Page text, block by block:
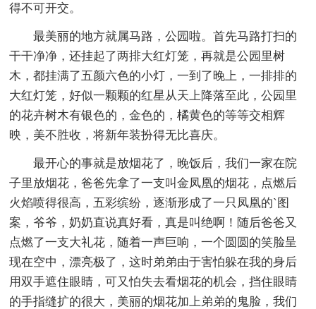
得不可开交。
最美丽的地方就属马路，公园啦。首先马路打扫的
干干净净，还挂起了两排大红灯笼，再就是公园里树
木，都挂满了五颜六色的小灯，一到了晚上，一排排的
大红灯笼，好似一颗颗的红星从天上降落至此，公园里
的花卉树木有银色的，金色的，橘黄色的等等交相辉
映，美不胜收，将新年装扮得无比喜庆。
最开心的事就是放烟花了，晚饭后，我们一家在院
子里放烟花，爸爸先拿了一支叫金凤凰的烟花，点燃后
火焰喷得很高，五彩缤纷，逐渐形成了一只凤凰的`图
案，爷爷，奶奶直说真好看，真是叫绝啊！随后爸爸又
点燃了一支大礼花，随着一声巨响，一个圆圆的笑脸呈
现在空中，漂亮极了，这时弟弟由于害怕躲在我的身后
用双手遮住眼睛，可又怕失去看烟花的机会，挡住眼睛
的手指缝扩的很大，美丽的烟花加上弟弟的鬼脸，我们